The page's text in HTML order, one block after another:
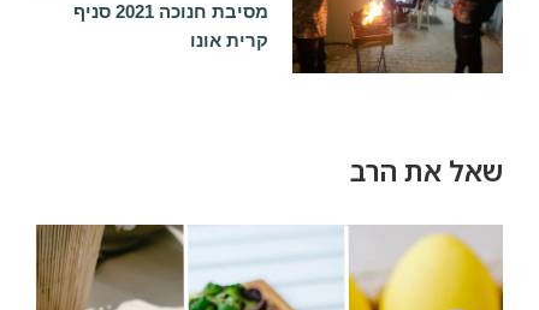
מסיבת חנוכה 2021 סניף
קרית אונו
שאל את הרב